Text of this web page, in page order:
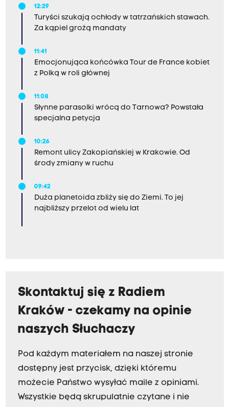
12:29
Turyści szukają ochłody w tatrzańskich stawach.
Za kąpiel grożą mandaty
11:41
Emocjonująca końcówka Tour de France kobiet
z Polką w roli głównej
11:08
Słynne parasolki wrócą do Tarnowa? Powstała
specjalna petycja
10:26
Remont ulicy Zakopiańskiej w Krakowie. Od
środy zmiany w ruchu
09:42
Duża planetoida zbliży się do Ziemi. To jej
najbliższy przelot od wielu lat
Skontaktuj się z Radiem
Kraków - czekamy na opinie
naszych Słuchaczy
Pod każdym materiałem na naszej stronie
dostępny jest przycisk, dzięki któremu
możecie Państwo wysyłać maile z opiniami.
Wszystkie będą skrupulatnie czytane i nie